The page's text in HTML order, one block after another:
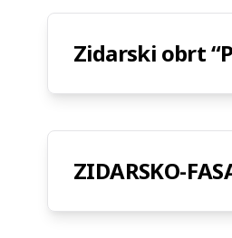
Zidarski obrt
ZIDARSKO-